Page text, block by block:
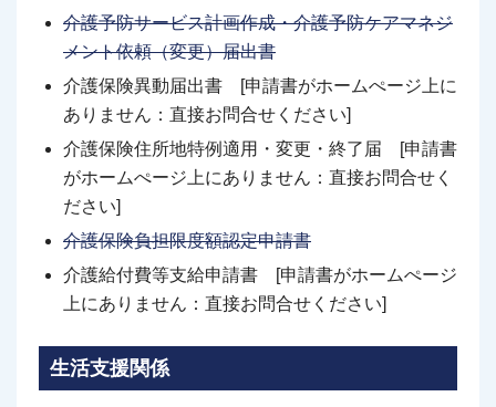
介護予防サービス計画作成・介護予防ケアマネジ
メント依頼（変更）届出書
介護保険異動届出書 [申請書がホームぺージ上に
ありません：直接お問合せください]
介護保険住所地特例適用・変更・終了届 [申請書
がホームぺージ上にありません：直接お問合せく
ださい]
介護保険負担限度額認定申請書
介護給付費等支給申請書 [申請書がホームぺージ
上にありません：直接お問合せください]
生活支援関係